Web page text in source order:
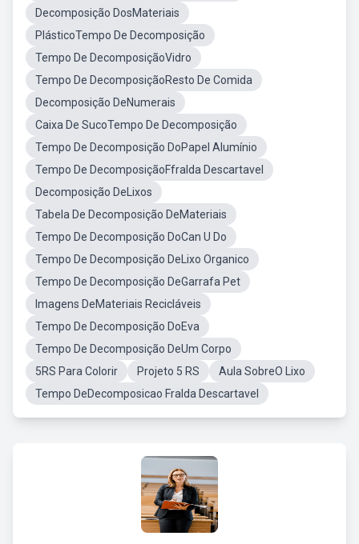
Decomposição DosMateriais
PlásticoTempo De Decomposição
Tempo De DecomposiçãoVidro
Tempo De DecomposiçãoResto De Comida
Decomposição DeNumerais
Caixa De SucoTempo De Decomposição
Tempo De Decomposição DoPapel Alumínio
Tempo De DecomposiçãoFfralda Descartavel
Decomposição DeLixos
Tabela De Decomposição DeMateriais
Tempo De Decomposição DoCan U Do
Tempo De Decomposição DeLixo Organico
Tempo De Decomposição DeGarrafa Pet
Imagens DeMateriais Recicláveis
Tempo De Decomposição DoEva
Tempo De Decomposição DeUm Corpo
5RS Para Colorir
Projeto 5 RS
Aula SobreO Lixo
Tempo DeDecomposicao Fralda Descartavel